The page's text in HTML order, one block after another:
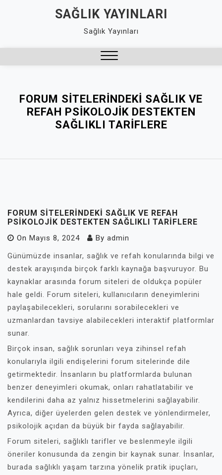
SAĞLIK YAYINLARI
Sağlık Yayınları
FORUM SITELERINDEKI SAĞLIK VE
REFAH PSIKOLOJIK DESTEKTEN
SAĞLIKLI TARIFLERE
FORUM SITELERINDEKI SAĞLIK VE REFAH
PSIKOLOJIK DESTEKTEN SAĞLIKLI TARIFLERE
On Mayıs 8, 2024 By admin
Günümüzde insanlar, sağlık ve refah konularında bilgi ve
destek arayışında birçok farklı kaynağa başvuruyor. Bu
kaynaklar arasında forum siteleri de oldukça popüler
hale geldi. Forum siteleri, kullanıcıların deneyimlerini
paylaşabilecekleri, sorularını sorabilecekleri ve
uzmanlardan tavsiye alabilecekleri interaktif platformlar
sunar.
Birçok insan, sağlık sorunları veya zihinsel refah
konularıyla ilgili endişelerini forum sitelerinde dile
getirmektedir. İnsanların bu platformlarda bulunan
benzer deneyimleri okumak, onları rahatlatabilir ve
kendilerini daha az yalnız hissetmelerini sağlayabilir.
Ayrıca, diğer üyelerden gelen destek ve yönlendirmeler,
psikolojik açıdan da büyük bir fayda sağlayabilir.
Forum siteleri, sağlıklı tarifler ve beslenmeyle ilgili
öneriler konusunda da zengin bir kaynak sunar. İnsanlar,
burada sağlıklı yaşam tarzına yönelik pratik ipuçları,